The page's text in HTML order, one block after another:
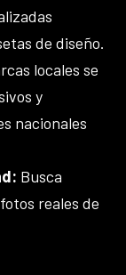
de diseño.
locales se
y
nacionales
Busca
reales de